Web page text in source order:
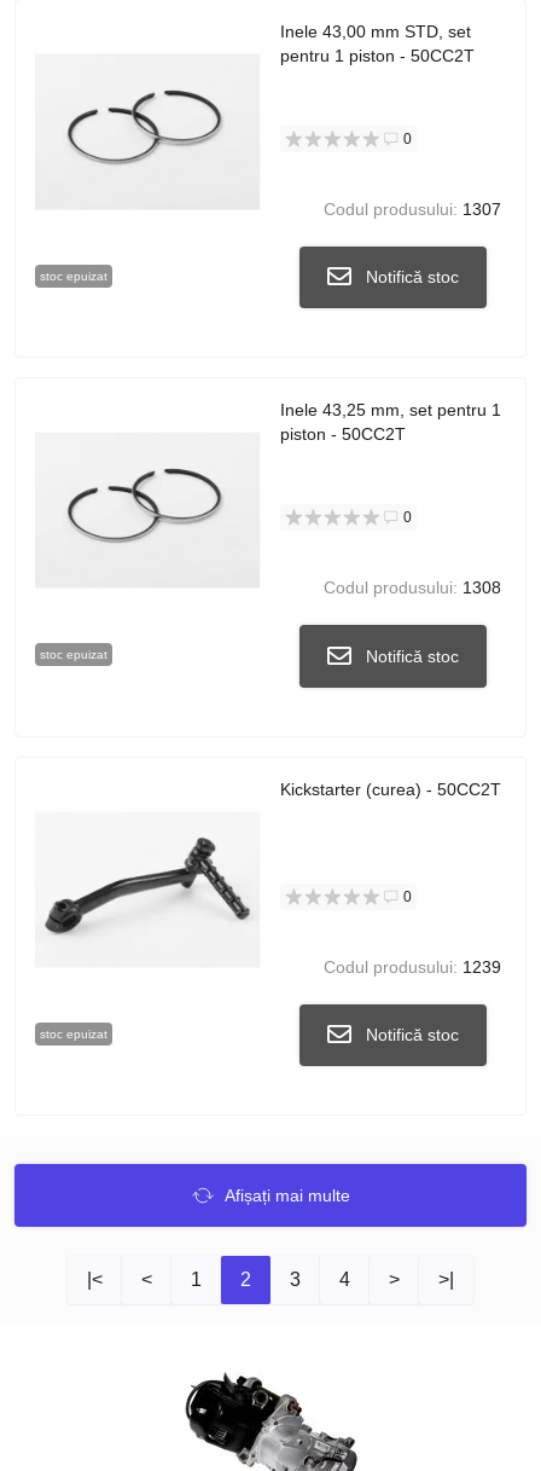
stoc epuizat
Inele 43,00 mm STD, set
pentru 1 piston - 50CC2T
0
Codul produsului: 1307
Notifică stoc
stoc epuizat
Inele 43,25 mm, set pentru 1
piston - 50CC2T
0
Codul produsului: 1308
Notifică stoc
stoc epuizat
Kickstarter (curea) - 50CC2T
0
Codul produsului: 1239
Notifică stoc
Afișați mai multe
|< < 1 2 3 4 > >|